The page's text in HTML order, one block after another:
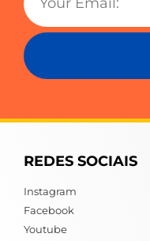
REDES SOCIAIS
Instagram
Facebook
Youtube